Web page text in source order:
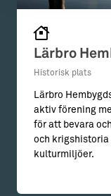
Lärbro
Historisk plats
Lärbro
aktiv förening
för att bevara
och krigshistoria
kulturmiljöer.